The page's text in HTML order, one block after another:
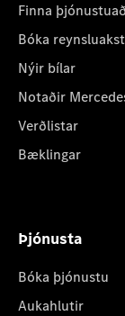
Finna
Bóka
Nýir bílar
Notaðir
Verðlistar
Bæklingar
Þjónusta
Bóka þjónustu
Aukahlutir